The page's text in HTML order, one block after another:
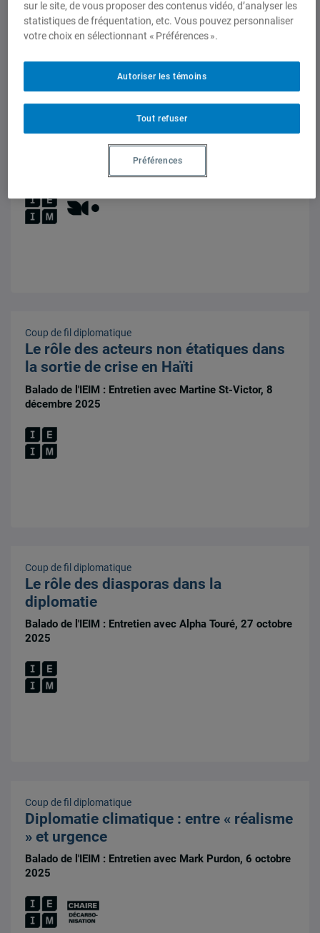
Le sport au service du développement,
de la diplomatie et de la paix
Balado de l'IEIM : Entretien avec Tegwen Gadais, 2
Coup de fil diplomatique
Le rôle des acteurs non étatiques dans
la sortie de crise en Haïti
Balado de l'IEIM : Entretien avec Martine St-Victor, 8
décembre 2025
Coup de fil diplomatique
Le rôle des diasporas dans la
diplomatie
Balado de l'IEIM : Entretien avec Alpha Touré, 27 octobre
2025
Coup de fil diplomatique
Diplomatie climatique : entre « réalisme
» et urgence
Balado de l'IEIM : Entretien avec Mark Purdon, 6 octobre
2025
sur le site, de vous proposer des contenus vidéo, d’analyser les
statistiques de fréquentation, etc. Vous pouvez personnaliser
votre choix en sélectionnant « Préférences ».
Tout refuser
Autoriser les témoins
Préférences